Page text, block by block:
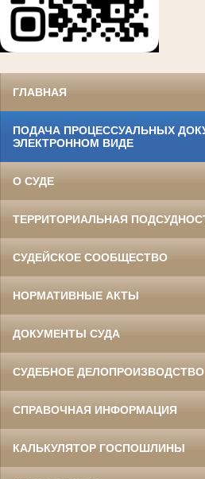
ГЛАВНАЯ
ПОДАЧА ПРОЦЕССУАЛЬНЫХ
ЭЛЕКТРОННОМ ВИДЕ
О СУДЕ
ТЕРРИТОРИАЛЬНАЯ
СУДЕЙСКОЕ СООБЩЕСТВО
НОРМАТИВНЫЕ АКТЫ
ДОКУМЕНТЫ СУДА
СУДЕБНОЕ ДЕЛОПРОИЗВОДСТВО
СПРАВОЧНАЯ ИНФОРМАЦИЯ
КАЛЬКУЛЯТОР ГОСПОШЛИНЫ